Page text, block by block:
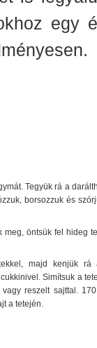
egy
Tegyük rá a
borsozzuk és
meg, öntsük fel hideg
majd kenjük rá
Simítsuk a
reszelt sajttal.
a tetején.